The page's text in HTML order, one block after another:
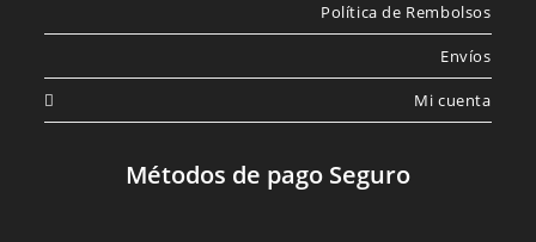
Política de Rembolsos
Envíos
Mi cuenta
Métodos de pago Seguro